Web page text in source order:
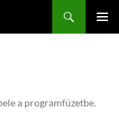
a programfüzetbe.